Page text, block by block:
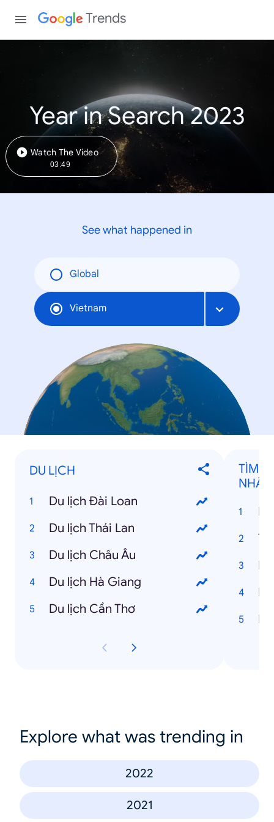
Trends
Year in Search 2023
Watch The Video
03:49
See what happened in
Global
Vietnam
DU LỊCH
Du lịch Đài Loan
Du lịch Thái Lan
Du lịch Châu Âu
Du lịch Hà Giang
Du lịch Cần Thơ
TÌM
Explore what was trending in
2022
2021